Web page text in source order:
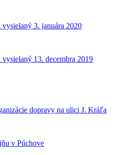
3. januára 2020
13. decembra 2019
dopravy na ulici J. Kráľa
v Púchove